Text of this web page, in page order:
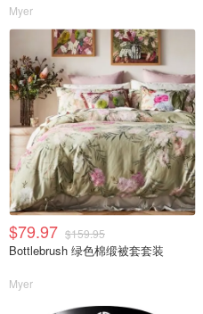
Myer
$79.97 $159.95
Bottlebrush 绿色棉缎被套套装
Myer